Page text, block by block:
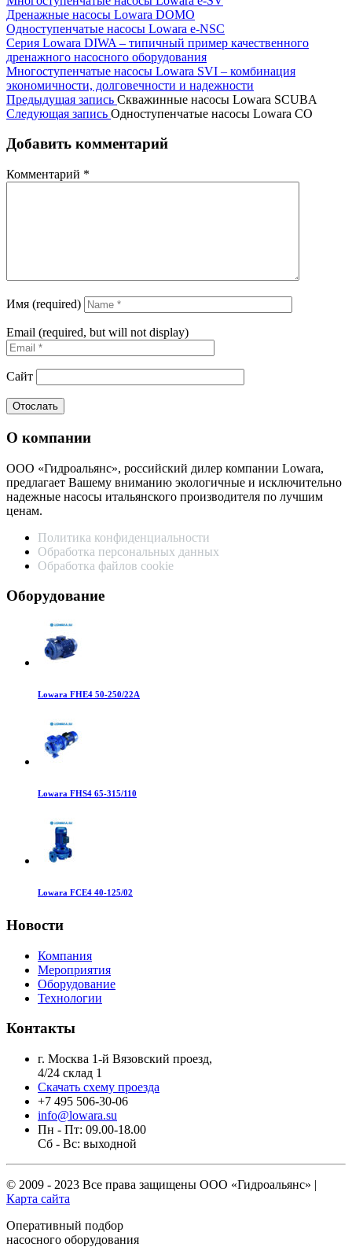
Дренажные насосы Lowara DOMO
Одноступенчатые насосы Lowara e-NSC
Серия Lowara DIWA – типичный пример качественного
дренажного насосного оборудования
Многоступенчатые насосы Lowara SVI – комбинация
экономичности, долговечности и надежности
Предыдущая запись Скважинные насосы Lowara SCUBA
Следующая запись Одноступенчатые насосы Lowara CO
Добавить комментарий
Комментарий *
Имя (required)
Email (required, but will not display)
Сайт
О компании
ООО «Гидроальянс», российский дилер компании Lowara,
предлагает Вашему вниманию экологичные и исключительно
надежные насосы итальянского производителя по лучшим
ценам.
Политика конфиденциальности
Обработка персональных данных
Обработка файлов cookie
Оборудование
Lowara FHE4 50-250/22A
Lowara FHS4 65-315/110
Lowara FCE4 40-125/02
Новости
Компания
Мероприятия
Оборудование
Технологии
Контакты
г. Москва 1-й Вязовский проезд,
4/24 склад 1
Скачать схему проезда
+7 495 506-30-06
info@lowara.su
Пн - Пт: 09.00-18.00
Сб - Вс: выходной
© 2009 - 2023 Все права защищены ООО «Гидроальянс» |
Карта сайта
Оперативный подбор
насосного оборудования